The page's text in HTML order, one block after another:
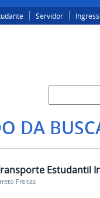
Servidor
DA
Estudantil
Freitas